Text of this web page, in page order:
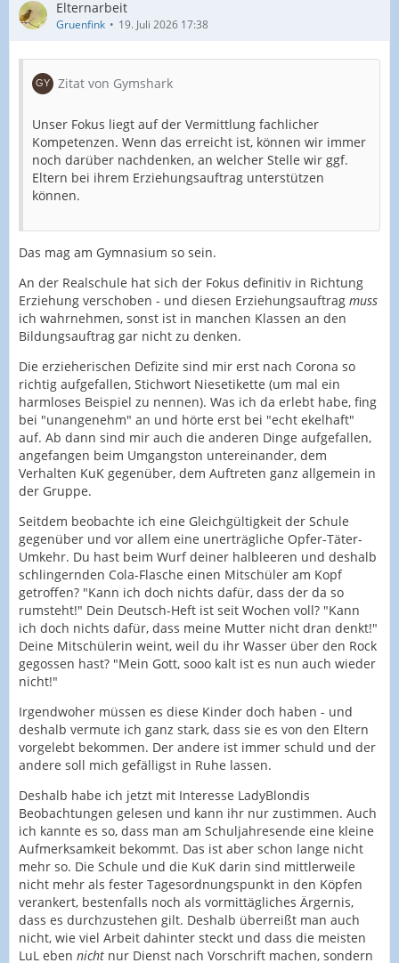
Elternarbeit
Gruenfink 19. Juli 2026 17:38
Zitat von Gymshark
Unser Fokus liegt auf der Vermittlung fachlicher
Kompetenzen. Wenn das erreicht ist, können wir immer
noch darüber nachdenken, an welcher Stelle wir ggf.
Eltern bei ihrem Erziehungsauftrag unterstützen
können.
Das mag am Gymnasium so sein.
An der Realschule hat sich der Fokus definitiv in Richtung
Erziehung verschoben - und diesen Erziehungsauftrag muss
ich wahrnehmen, sonst ist in manchen Klassen an den
Bildungsauftrag gar nicht zu denken.
Die erzieherischen Defizite sind mir erst nach Corona so
richtig aufgefallen, Stichwort Niesetikette (um mal ein
harmloses Beispiel zu nennen). Was ich da erlebt habe, fing
bei "unangenehm" an und hörte erst bei "echt ekelhaft"
auf. Ab dann sind mir auch die anderen Dinge aufgefallen,
angefangen beim Umgangston untereinander, dem
Verhalten KuK gegenüber, dem Auftreten ganz allgemein in
der Gruppe.
Seitdem beobachte ich eine Gleichgültigkeit der Schule
gegenüber und vor allem eine unerträgliche Opfer-Täter-
Umkehr. Du hast beim Wurf deiner halbleeren und deshalb
schlingernden Cola-Flasche einen Mitschüler am Kopf
getroffen? "Kann ich doch nichts dafür, dass der da so
rumsteht!" Dein Deutsch-Heft ist seit Wochen voll? "Kann
ich doch nichts dafür, dass meine Mutter nicht dran denkt!"
Deine Mitschülerin weint, weil du ihr Wasser über den Rock
gegossen hast? "Mein Gott, sooo kalt ist es nun auch wieder
nicht!"
Irgendwoher müssen es diese Kinder doch haben - und
deshalb vermute ich ganz stark, dass sie es von den Eltern
vorgelebt bekommen. Der andere ist immer schuld und der
andere soll mich gefälligst in Ruhe lassen.
Deshalb habe ich jetzt mit Interesse LadyBlondis
Beobachtungen gelesen und kann ihr nur zustimmen. Auch
ich kannte es so, dass man am Schuljahresende eine kleine
Aufmerksamkeit bekommt. Das ist aber schon lange nicht
mehr so. Die Schule und die KuK darin sind mittlerweile
nicht mehr als fester Tagesordnungspunkt in den Köpfen
verankert, bestenfalls noch als vormittägliches Ärgernis,
dass es durchzustehen gilt. Deshalb überreißt man auch
nicht, wie viel Arbeit dahinter steckt und dass die meisten
LuL eben nicht nur Dienst nach Vorschrift machen, sondern